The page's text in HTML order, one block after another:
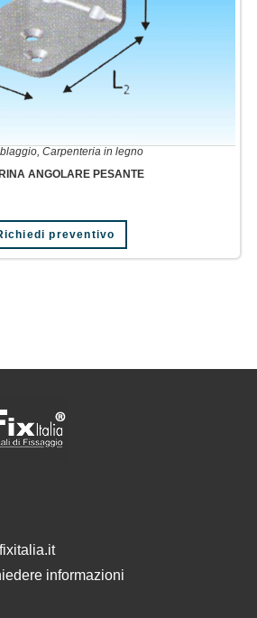
, Carpenteria in legno
ANGOLARE PESANTE
preventivo
informazioni